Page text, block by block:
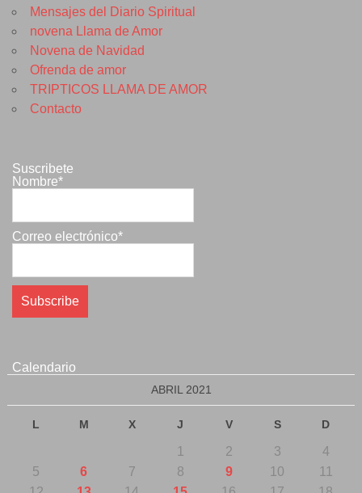
Mensajes del Diario Spiritual
novena Llama de Amor
Novena de Navidad
Ofrenda de amor
TRIPTICOS LLAMA DE AMOR
Contacto
Suscribete
Nombre*
Correo electrónico*
Calendario
ABRIL 2021
L M X J V S D
1 2 3
4
5
6 7 8 9 10
11